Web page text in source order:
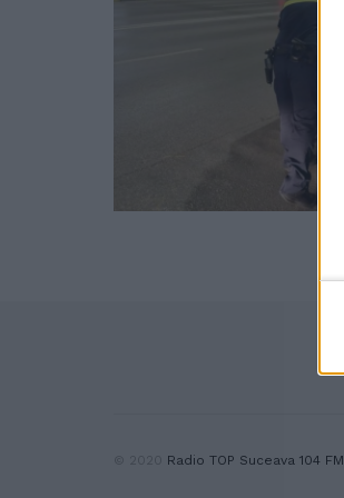
Radio TOP Suceava 104 FM